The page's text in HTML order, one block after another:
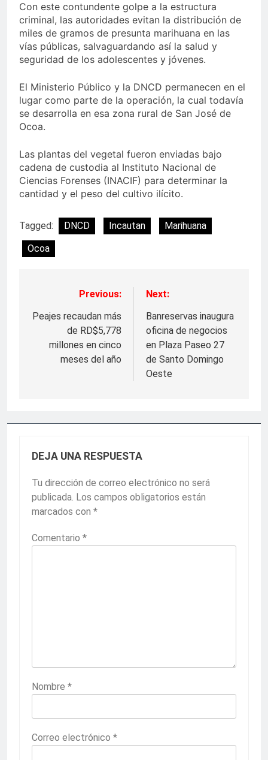
Con este contundente golpe a la estructura
criminal, las autoridades evitan la distribución de
miles de gramos de presunta marihuana en las
vías públicas, salvaguardando así la salud y
seguridad de los adolescentes y jóvenes.
El Ministerio Público y la DNCD permanecen en el
lugar como parte de la operación, la cual todavía
se desarrolla en esa zona rural de San José de
Ocoa.
Las plantas del vegetal fueron enviadas bajo
cadena de custodia al Instituto Nacional de
Ciencias Forenses (INACIF) para determinar la
cantidad y el peso del cultivo ilícito.
Tagged: DNCD Incautan
Marihuana
Ocoa
Navegación
de
entradas
Previous:
Peajes recaudan más
de RD$5,778
millones en cinco
meses del año
Next:
Banreservas inaugura
oficina de negocios
en Plaza Paseo 27
de Santo Domingo
Oeste
DEJA UNA RESPUESTA
Tu dirección de correo electrónico no será
publicada. Los campos obligatorios están
marcados con *
Comentario *
Nombre *
Correo electrónico *